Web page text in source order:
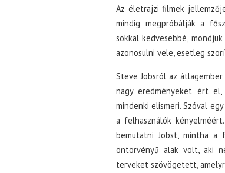
Az életrajzi filmek
mindig megpróbálják a
sokkal kedvesebbé,
azonosulni vele, esetleg
Steve Jobsról az
nagy eredményeket ért el,
mindenki elismeri. Szóval
a felhasználók
bemutatni Jobst, mintha a
öntörvényű alak volt, aki
terveket szövögetett,